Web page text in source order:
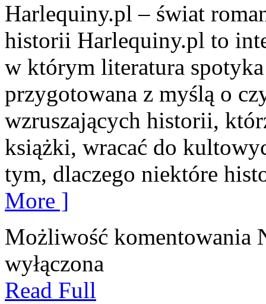
Harlequiny.pl – świat
historii Harlequiny.pl to
w którym literatura spotyka
przygotowana z myślą o
wzruszających historii,
książki, wracać do
tym, dlaczego niektóre
More ]
Możliwość komentowania
wyłączona
Read Full